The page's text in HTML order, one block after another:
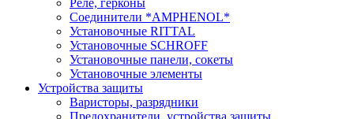
Соединители *AMPHENOL*
Установочные RITTAL
Установочные SCHROFF
Установочные панели, сокеты
Установочные элементы
Устройства защиты
Варисторы, разрядники
Предохранители, устройства защиты